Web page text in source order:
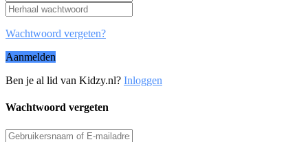
Wachtwoord vergeten?
Aanmelden
Ben je al lid van Kidzy.nl? Inloggen
Wachtwoord vergeten